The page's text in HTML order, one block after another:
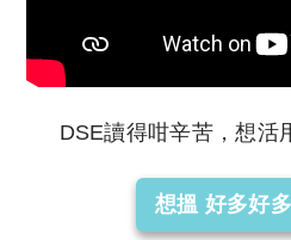
DSE讀得咁辛苦，想活
想搵 好多好